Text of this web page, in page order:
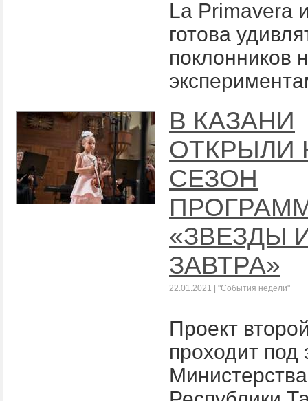
La Primavera
готова
поклонников
В КАЗАНИ
ОТКРЫЛИ
СЕЗОН
«ЗВЕЗДЫ
ЗАВТРА»
22.01.2021 | "События недели"
Проект
проходит под